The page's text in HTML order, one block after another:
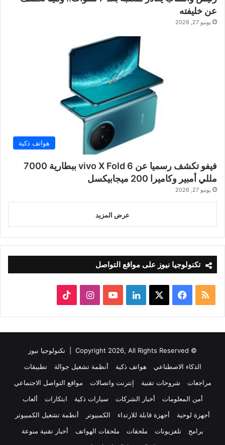
عن خليفته
يونيو 27, 2026
هواتف ذكية
فيفو تكشف رسميا عن vivo X Fold 6 ببطارية 7000
مللي أمبير وكاميرا 200 ميجابيكسل
يونيو 27, 2026
عرض المزيد
تكنولوجيا نيوز على مواقع التواصل
ملخص
الموقع
RSS
فيسبوك لينكدإن‫YouTubeانستقرام
© Copyright 2026, All Rights Reserved |
تكنولوجيا نيوز
الذكاء الاصطناعي
هواتف ذكية أنظمة تشغيل جوالة
تطبيقات
مراجعات
شروحات تقنية إنترنت واتصالات
مواقع التواصل الاجتماعي
أمن المعلومات
أخبار الشركات سيارات ذكية ابتكارات
ألعاب
أجهزة لوحية
أجهزة قابلة للارتداء الكمبيوتر
أنظمة تشغيل الكمبيوتر
برامج
تلفزيونات ملحقات ملحقات الهواتف
أخبار تقنية منوعة